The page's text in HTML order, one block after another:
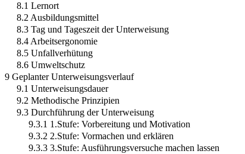
8.1 Lernort
8.2 Ausbildungsmittel
8.3 Tag und Tageszeit der Unterweisung
8.4 Arbeitsergonomie
8.5 Unfallverhütung
8.6 Umweltschutz
9 Geplanter Unterweisungsverlauf
9.1 Unterweisungsdauer
9.2 Methodische Prinzipien
9.3 Durchführung der Unterweisung
9.3.1 1.Stufe: Vorbereitung und Motivation
9.3.2 2.Stufe: Vormachen und erklären
9.3.3 3.Stufe: Ausführungsversuche machen lassen